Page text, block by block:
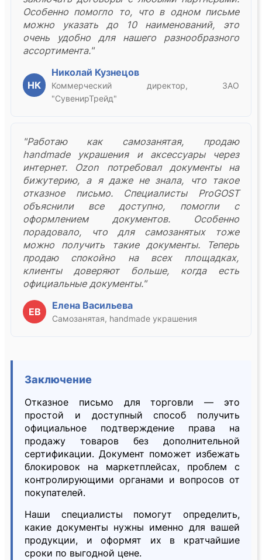
Особенно помогло то, что в одном письме
можно указать до 10 наименований, это
очень удобно для нашего разнообразного
ассортимента."
НК
Николай Кузнецов
Коммерческий директор, ЗАО
"СувенирТрейд"
"Работаю как самозанятая, продаю
handmade украшения и аксессуары через
интернет. Ozon потребовал документы на
бижутерию, а я даже не знала, что такое
отказное письмо. Специалисты ProGOST
объяснили все доступно, помогли с
оформлением документов. Особенно
порадовало, что для самозанятых тоже
можно получить такие документы. Теперь
продаю спокойно на всех площадках,
клиенты доверяют больше, когда есть
официальные документы."
ЕВ
Елена Васильева
Самозанятая, handmade украшения
Заключение
Отказное письмо для торговли — это
простой и доступный способ получить
официальное подтверждение права на
продажу товаров без дополнительной
сертификации. Документ поможет избежать
блокировок на маркетплейсах, проблем с
контролирующими органами и вопросов от
покупателей.
Наши специалисты помогут определить,
какие документы нужны именно для вашей
продукции, и оформят их в кратчайшие
сроки по выгодной цене.